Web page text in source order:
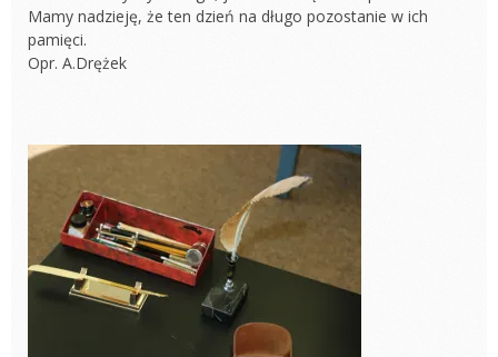
Mamy nadzieję, że ten dzień na długo pozostanie w ich
pamięci.
Opr. A.Drężek